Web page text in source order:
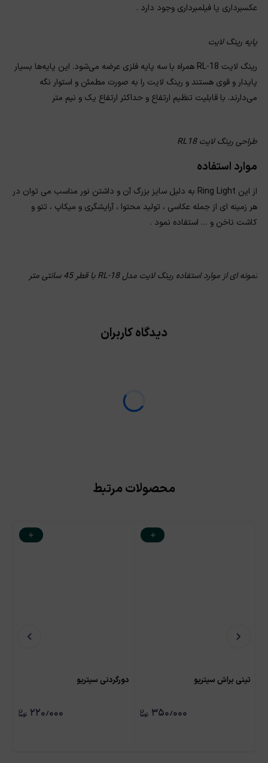
عکسبرداری یا فیلمبرداری وجود دارد .
پایه رینگ لایت
رینگ لایت RL-18 همراه با سه پایه فلزی عرضه می‌شود. این پایه‌ها بسیار
پایدار و قوی هستند و رینگ لایت را به صورت مطمئن و استوار نگه
می‌دارند. با قابلیت تنظیم ارتفاع و حداکثر ارتفاع یک و نیم متر
طراحی رینگ لایت RL18
موارد استفاده
از این Ring Light به دلیل سایز بزرگ آن و داشتن نور مناسب می توان در
هر زمینه ای از جمله عکاسی ، تولید محتوا ، آرایشگری و میکاپ ، تتو و
کاشت ناخن و … استفاده نمود .
نمونه ای از موارد استفاده رینگ لایت مدل RL-18 با قطر 45 سانتی متر
دیدگاه کاربران
محصولات مرتبط
تینی براش سیتریو
۳۵۰٫۰۰۰
دورگردنی سیتریو
۲۲۰٫۰۰۰